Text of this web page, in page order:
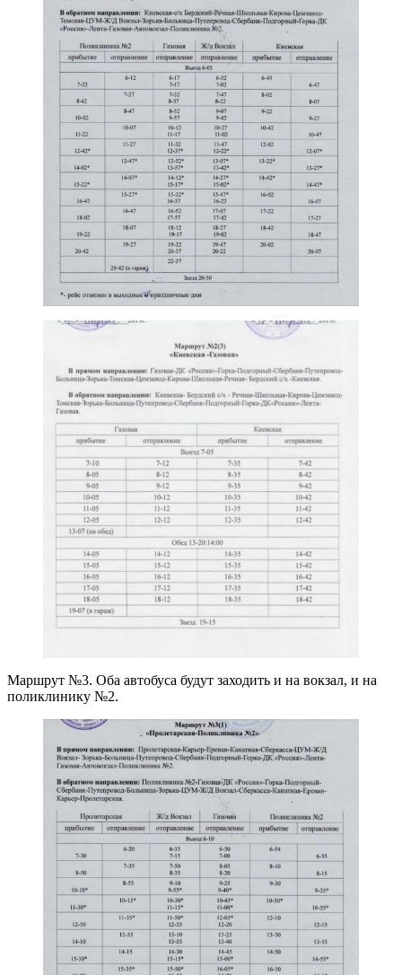
Маршрут №3. Оба автобуса будут заходить и на вокзал, и на
поликлинику №2.